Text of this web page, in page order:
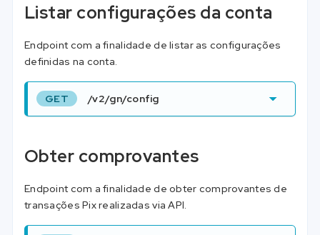
Listar configurações da conta
Endpoint com a finalidade de listar as configurações
definidas na conta.
GET /v2/gn/config
Obter comprovantes
Endpoint com a finalidade de obter comprovantes de
transações Pix realizadas via API.